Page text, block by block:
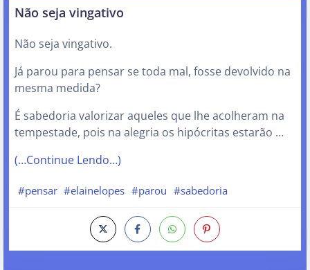
Não seja vingativo
Não seja vingativo.
Já parou para pensar se toda mal, fosse devolvido na
mesma medida?
É sabedoria valorizar aqueles que lhe acolheram na
tempestade, pois na alegria os hipócritas estarão …
(…Continue Lendo…)
#pensar #elainelopes #parou #sabedoria